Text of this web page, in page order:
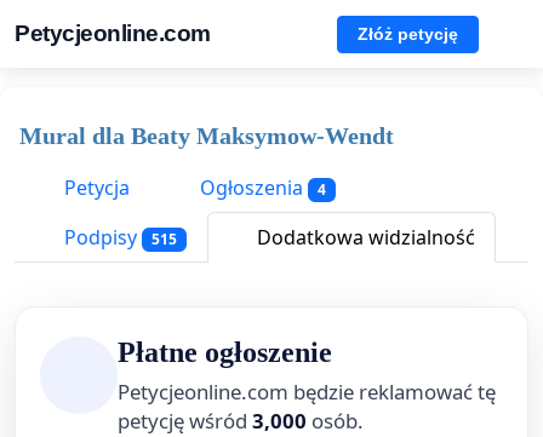
Petycjeonline.com Złóż petycję
Mural dla Beaty Maksymow-Wendt
Petycja
Ogłoszenia 4
Podpisy 515 Dodatkowa widzialność
Płatne ogłoszenie
Petycjeonline.com będzie reklamować tę
petycję wśród 3,000 osób.